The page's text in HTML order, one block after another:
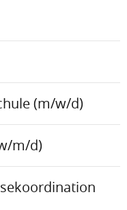
(m/w/d)
m/d)